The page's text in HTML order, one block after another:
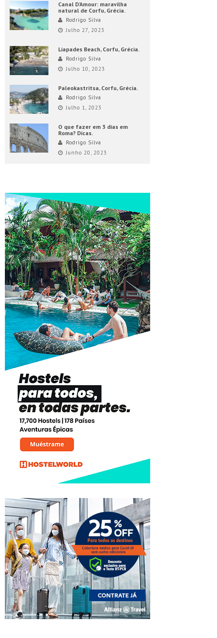
Canal D’Amour: maravilha
natural de Corfu, Grécia.
Rodrigo Silva
Julho 27, 2023
Liapades Beach, Corfu, Grécia.
Rodrigo Silva
Julho 10, 2023
Paleokastritsa, Corfu, Grécia.
Rodrigo Silva
Julho 1, 2023
O que fazer em 3 dias em
Roma? Dicas.
Rodrigo Silva
Junho 20, 2023